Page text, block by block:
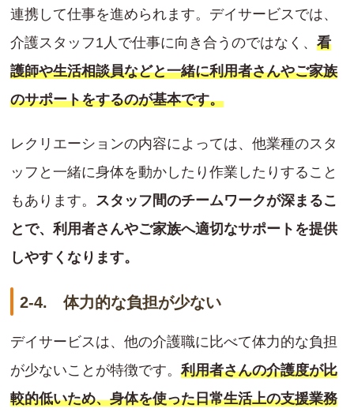
連携して仕事を進められます。デイサービスでは、
介護スタッフ1人で仕事に向き合うのではなく、 看
護師や生活相談員などと一緒に利用者さんやご家族
のサポートをするのが基本です。
レクリエーションの内容によっては、他業種のスタ
ッフと一緒に身体を動かしたり作業したりすること
もあります。 スタッフ間のチームワークが深まるこ
とで、利用者さんやご家族へ適切なサポートを提供
しやすくなります。
2-4. 体力的な負担が少ない
デイサービスは、他の介護職に比べて体力的な負担
が少ないことが特徴です。 利用者さんの介護度が比
較的低いため、身体を使った日常生活上の支援業務